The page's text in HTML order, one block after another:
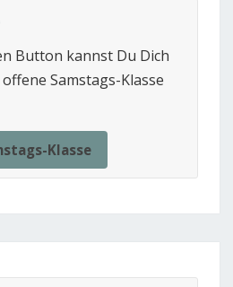
Button kannst Du Dich
Samstags-Klasse
Klasse